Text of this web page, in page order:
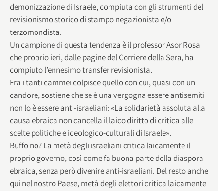
demonizzazione di Israele, compiuta con gli strumenti del
revisionismo storico di stampo negazionista e/o
terzomondista.
Un campione di questa tendenza è il professor Asor Rosa
che proprio ieri, dalle pagine del Corriere della Sera, ha
compiuto l’ennesimo transfer revisionista.
Fra i tanti cammei colpisce quello con cui, quasi con un
candore, sostiene che se è una vergogna essere antisemiti
non lo è essere anti-israeliani: «La solidarietà assoluta alla
causa ebraica non cancella il laico diritto di critica alle
scelte politiche e ideologico-culturali di Israele».
Buffo no? La metà degli israeliani critica laicamente il
proprio governo, così come fa buona parte della diaspora
ebraica, senza però divenire anti-israeliani. Del resto anche
qui nel nostro Paese, metà degli elettori critica laicamente